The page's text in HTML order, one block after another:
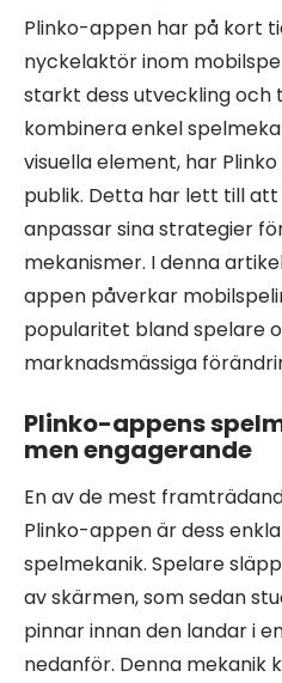
Plinko-appen har på kort
nyckelaktör inom
starkt dess utveckling och
kombinera enkel
visuella element, har
publik. Detta har lett till
anpassar sina strategier
mekanismer. I denna
appen påverkar
popularitet bland spelare
marknadsmässiga
Plinko-appens
men engagerande
En av de mest
Plinko-appen är dess
spelmekanik. Spelare
av skärmen, som sedan
pinnar innan den landar i
nedanför. Denna mekanik